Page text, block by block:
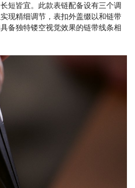
短皆宜。此款表链配备设有三个调
现精细调节，表扣外盖缀以和链带
备独特镂空视觉效果的链带线条相